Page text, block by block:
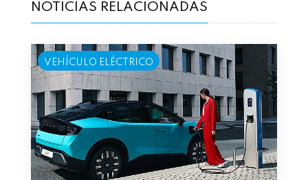
NOTICIAS RELACIONADAS
VEHÍCULO ELÉCTRICO